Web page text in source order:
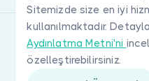
Sitemizde size en iyi
kullanılmaktadır.
Aydınlatma Metni'ni
özelleştirebilirsiniz.